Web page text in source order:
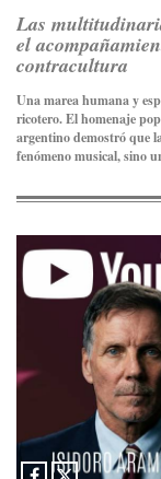
Las
el
contracultura
Una marea humana y
ricotero. El homenaje
argentino demostró que
fenómeno musical, sino